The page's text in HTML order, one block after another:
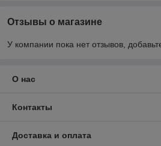
Отзывы о магазине
У компании пока нет отзывов,
О нас
Контакты
Доставка и оплата